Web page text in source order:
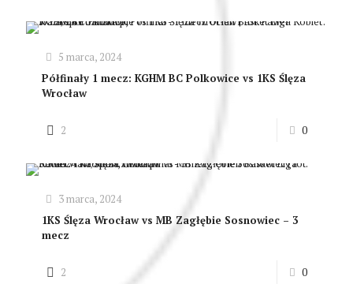
5 marca, 2024
Półfinały 1 mecz: KGHM BC Polkowice vs 1KS Ślęza
Wrocław
2 0
3 marca, 2024
1KS Ślęza Wrocław vs MB Zagłębie Sosnowiec – 3
mecz
2 0